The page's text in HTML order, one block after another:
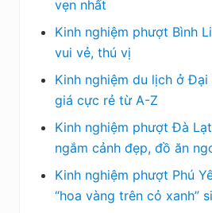
vẹn nhất
Kinh nghiệm phượt Bình
vui vẻ, thú vị
Kinh nghiệm du lịch ở Đại
giá cực rẻ từ A-Z
Kinh nghiệm phượt Đà
ngắm cảnh đẹp, đồ ăn
Kinh nghiệm phượt Phú
“hoa vàng trên cỏ xanh”